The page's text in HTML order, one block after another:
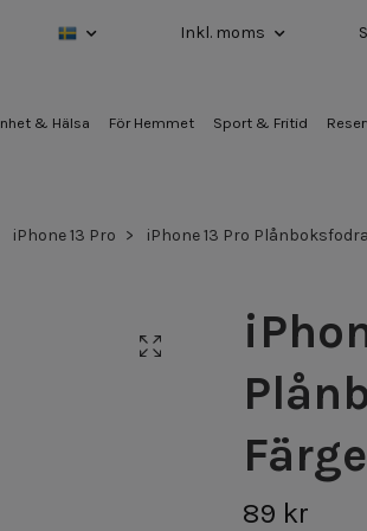
Inkl. moms
& Hälsa För Hemmet Sport & Fritid
iPhone 13 Pro iPhone 13 Pro
89 kr